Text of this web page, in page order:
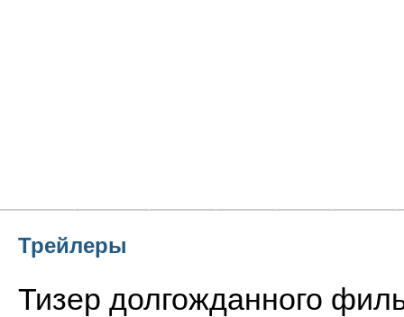
Трейлеры
Тизер долгожданного